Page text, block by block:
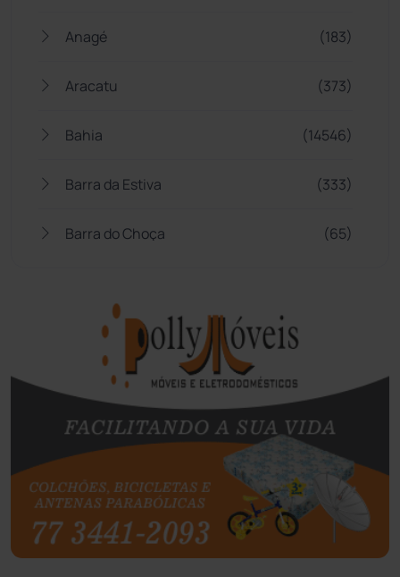
Anagé (183)
Aracatu (373)
Bahia (14546)
Barra da Estiva (333)
Barra do Choça (65)
Bom Jesus da Lapa
Boquira
Botuporã (73)
Brasil (7680)
Brumado (31962)